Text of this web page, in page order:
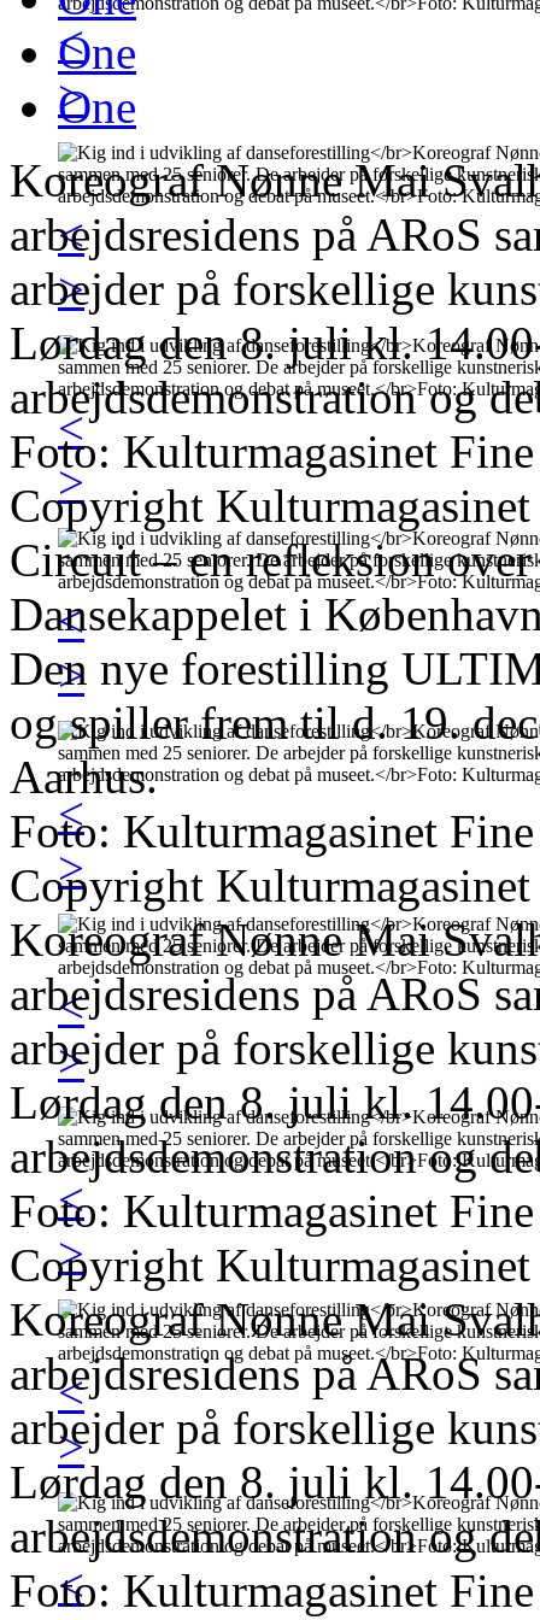
<
>
<
>
<
>
<
>
<
>
<
>
<
>
<
>
<
One
One
Koreograf Nønne Mai
arbejdsresidens på ARoS
arbejder på forskellige
Lørdag den 8. juli kl.
arbejdsdemonstration og
Foto: Kulturmagasinet
Copyright
Circuit – en refleksion
Dansekappelet i
Den nye forestilling
og spiller frem til d. 19.
Aarhus.
Foto: Kulturmagasinet
Copyright
Koreograf Nønne Mai
arbejdsresidens på ARoS
arbejder på forskellige
Lørdag den 8. juli kl.
arbejdsdemonstration og
Foto: Kulturmagasinet
Copyright
Koreograf Nønne Mai
arbejdsresidens på ARoS
arbejder på forskellige
Lørdag den 8. juli kl.
arbejdsdemonstration og
Foto: Kulturmagasinet